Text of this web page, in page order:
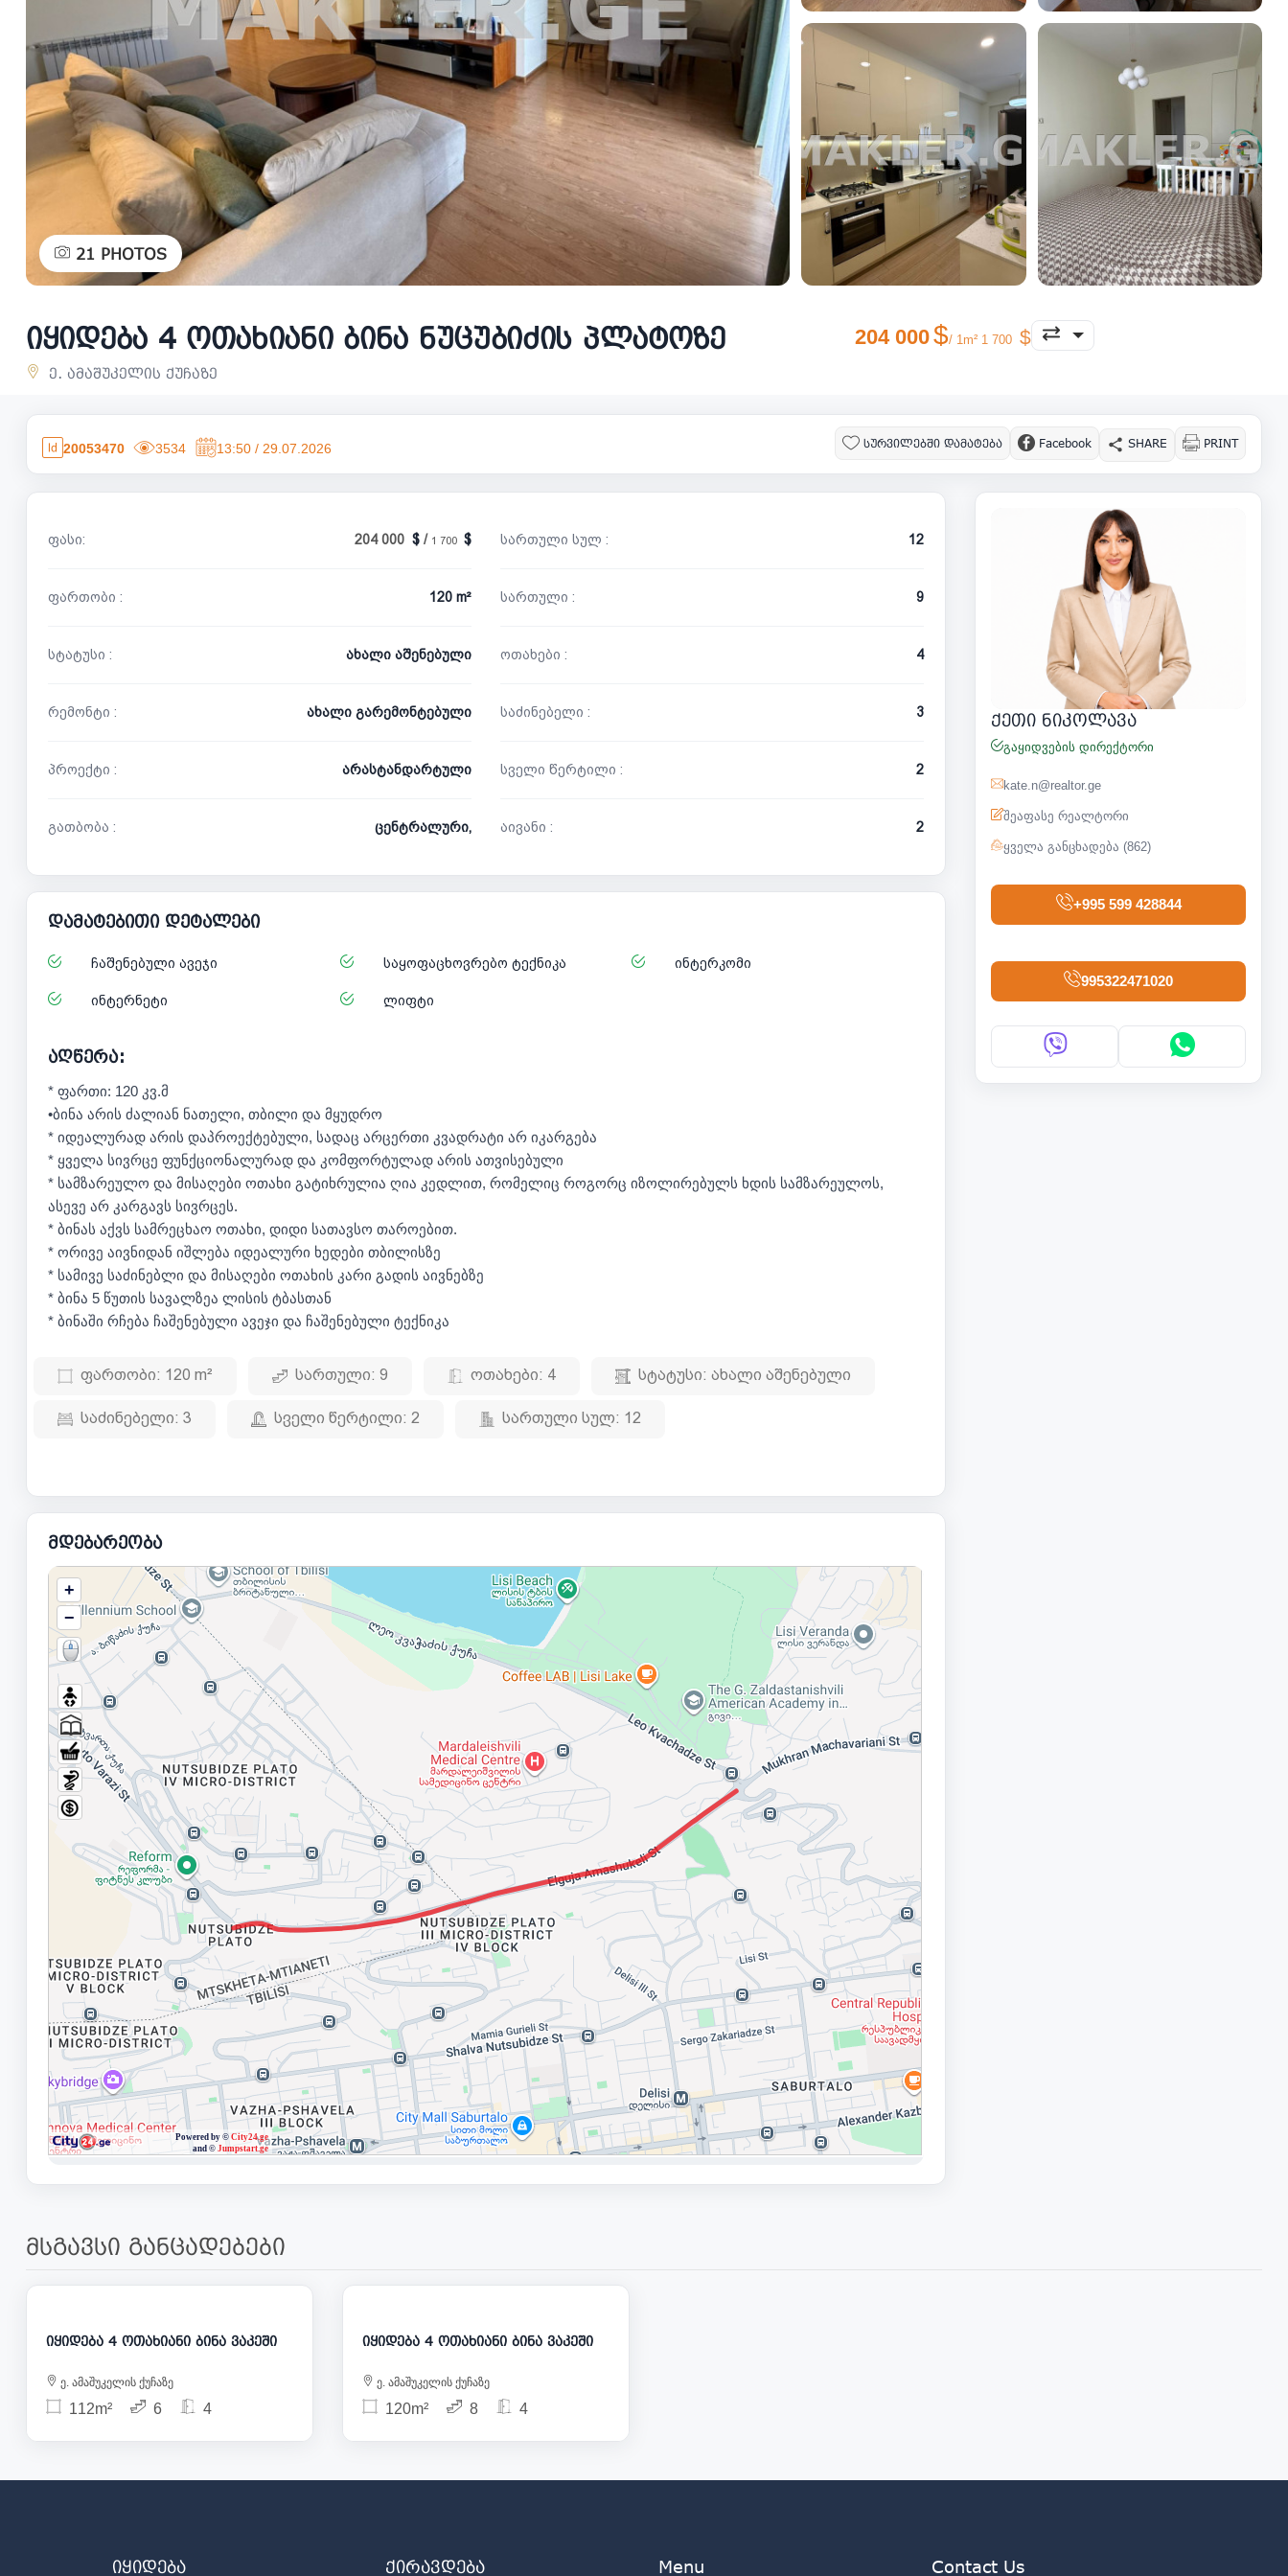
21 PHOTOS
იყიდება 4 ოთახიანი ბინა ნუცუბიძის პლატოზე
ე. ამაშუკელის ქუჩაზე
204 000 / 1m² 1 700
20053470 3534 13:50 / 29.07.2026 სურვილებში დამატება Facebook SHARE PRINT
ფასი: 204 000 / 1 700
ფართობი : 120 m²
სტატუსი : ახალი აშენებული
რემონტი : ახალი გარემონტებული
პროექტი : არასტანდარტული
გათბობა : ცენტრალური,
სართული სულ : 12
სართული : 9
ოთახები : 4
საძინებელი : 3
სველი წერტილი : 2
აივანი : 2
დამატებითი დეტალები
ჩაშენებული ავეჯი საყოფაცხოვრებო ტექნიკა ინტერკომი
ინტერნეტი ლიფტი
აღწერა:
* ფართი: 120 კვ.მ
•ბინა არის ძალიან ნათელი, თბილი და მყუდრო
* იდეალურად არის დაპროექტებული, სადაც არცერთი კვადრატი არ იკარგება
* ყველა სივრცე ფუნქციონალურად და კომფორტულად არის ათვისებული
* სამზარეულო და მისაღები ოთახი გატიხრულია ღია კედლით, რომელიც როგორც იზოლირებულს ხდის სამზარეულოს,
ასევე არ კარგავს სივრცეს.
* ბინას აქვს სამრეცხაო ოთახი, დიდი სათავსო თაროებით.
* ორივე აივნიდან იშლება იდეალური ხედები თბილისზე
* სამივე საძინებლი და მისაღები ოთახის კარი გადის აივნებზე
* ბინა 5 წუთის სავალზეა ლისის ტბასთან
* ბინაში რჩება ჩაშენებული ავეჯი და ჩაშენებული ტექნიკა
ფართობი: 120 m² სართული: 9 ოთახები: 4 სტატუსი: ახალი აშენებული
საძინებელი: 3 სველი წერტილი: 2 სართული სულ: 12
მდებარეობა
ქეთი ნიკოლავა
გაყიდვების დირექტორი
kate.n@realtor.ge
შეაფასე რეალტორი
ყველა განცხადება (862)
+995 599 428844
995322471020
მსგავსი განცადებები
205 000
იყიდება 4 ოთახიანი ბინა ვაკეში
ე. ამაშუკელის ქუჩაზე
112m² 6 4
188 000
იყიდება 4 ოთახიანი ბინა ვაკეში
ე. ამაშუკელის ქუჩაზე
120m² 8 4
იყიდება ქირავდება Menu Contact Us